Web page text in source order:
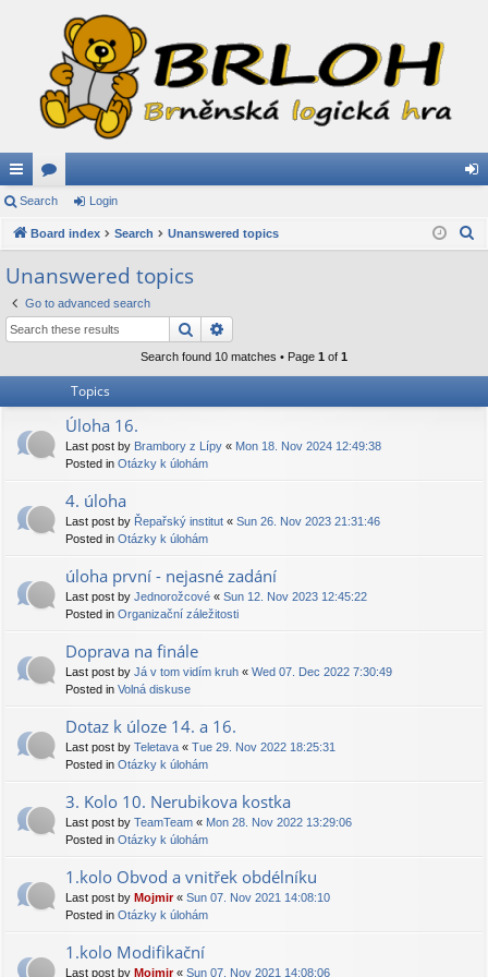
ui
ck
lin
ks
or
u
s
in
Search Login
Board index Search Unanswered topics
Unanswered topics
Go to advanced search
Search
Search found 10 matches • Page 1 of 1
Topics
Úloha 16.
Last post by Brambory z Lípy « Mon 18. Nov 2024 12:49:38
Posted in Otázky k úlohám
4. úloha
Last post by Řepařský institut « Sun 26. Nov 2023 21:31:46
Posted in Otázky k úlohám
úloha první - nejasné zadání
Last post by Jednorožcové « Sun 12. Nov 2023 12:45:22
Posted in Organizační záležitosti
Doprava na finále
Last post by Já v tom vidím kruh « Wed 07. Dec 2022 7:30:49
Posted in Volná diskuse
Dotaz k úloze 14. a 16.
Last post by Teletava « Tue 29. Nov 2022 18:25:31
Posted in Otázky k úlohám
3. Kolo 10. Nerubikova kostka
Last post by TeamTeam « Mon 28. Nov 2022 13:29:06
Posted in Otázky k úlohám
1.kolo Obvod a vnitřek obdélníku
Last post by Mojmir« Sun 07. Nov 2021 14:08:10
Posted in Otázky k úlohám
1.kolo Modifikační
Last post by Mojmir« Sun 07. Nov 2021 14:08:06